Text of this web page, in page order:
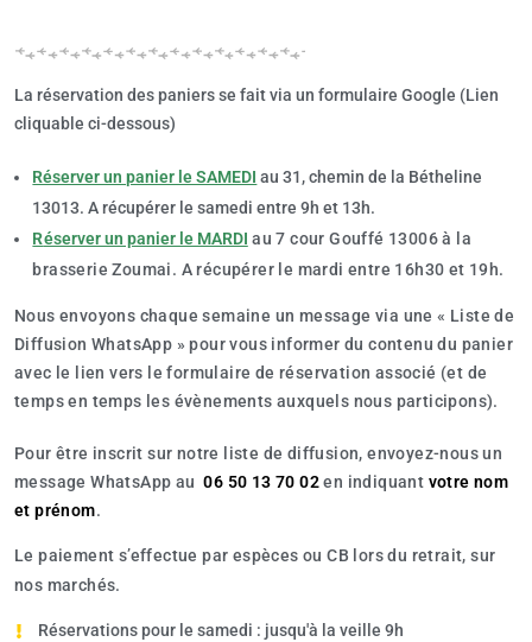
La réservation des paniers se fait via un formulaire Google (Lien
cliquable ci-dessous)
Réserver un panier le SAMEDI au 31, chemin de la Bétheline
13013. A récupérer le samedi entre 9h et 13h.
Réserver un panier le MARDI au 7 cour Gouffé 13006 à la
brasserie Zoumai. A récupérer le mardi entre 16h30 et 19h.
Nous envoyons chaque semaine un message via une « Liste de
Diffusion WhatsApp » pour vous informer du contenu du panier
avec le lien vers le formulaire de réservation associé (et de
temps en temps les évènements auxquels nous participons).
Pour être inscrit sur notre liste de diffusion,envoyez-nous un
message WhatsApp au06 50 13 70 02en indiquant votre nom
et prénom.
Le paiement s’effectue par espèces ou CB lors du retrait, sur
nos marchés.
Réservations pour le samedi : jusqu'à la veille 9h